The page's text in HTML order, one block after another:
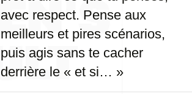
avec respect. Pense aux
meilleurs et pires scénarios,
puis agis sans te cacher
derrière le « et si… »